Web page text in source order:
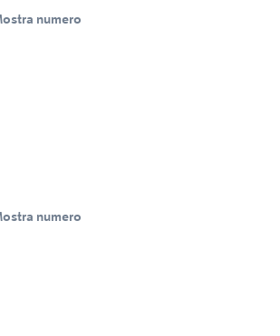
numero
numero